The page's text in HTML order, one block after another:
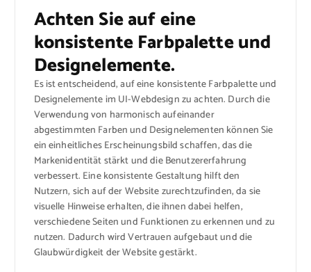
Achten Sie auf eine
konsistente Farbpalette und
Designelemente.
Es ist entscheidend, auf eine konsistente Farbpalette und
Designelemente im UI-Webdesign zu achten. Durch die
Verwendung von harmonisch aufeinander
abgestimmten Farben und Designelementen können Sie
ein einheitliches Erscheinungsbild schaffen, das die
Markenidentität stärkt und die Benutzererfahrung
verbessert. Eine konsistente Gestaltung hilft den
Nutzern, sich auf der Website zurechtzufinden, da sie
visuelle Hinweise erhalten, die ihnen dabei helfen,
verschiedene Seiten und Funktionen zu erkennen und zu
nutzen. Dadurch wird Vertrauen aufgebaut und die
Glaubwürdigkeit der Website gestärkt.